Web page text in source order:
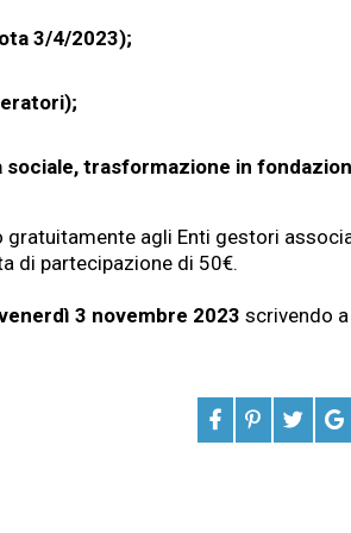
3/4/2023);
trasformazione in
gratuitamente agli Enti gestori
di partecipazione di 50€.
3 novembre 2023 scrivendo a